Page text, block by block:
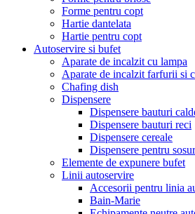
Forme pentru copt
Hartie dantelata
Hartie pentru copt
Autoservire si bufet
Aparate de incalzit cu lampa
Aparate de incalzit farfurii si
Chafing dish
Dispensere
Dispensere bauturi
Dispensere bauturi reci
Dispensere cereale
Dispensere pentru
Elemente de expunere bufet
Linii autoservire
Accesorii pentru linia
Bain-Marie